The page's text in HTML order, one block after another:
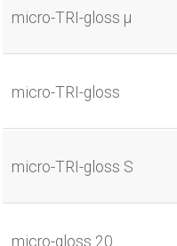
micro-TRI-gloss μ
micro-TRI-gloss
micro-TRI-gloss S
micro-gloss 20